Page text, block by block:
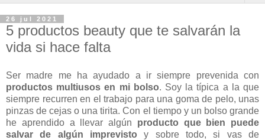
26 jul 2021
5 productos beauty que te salvarán la
vida si hace falta
Ser madre me ha ayudado a ir siempre prevenida con
productos multiusos en mi bolso. Soy la típica a la que
siempre recurren en el trabajo para una goma de pelo, unas
pinzas de cejas o una tirita. Con el tiempo y un bolso grande
he aprendido a llevar algún producto que bien puede
salvar de algún imprevisto y sobre todo, si vas de